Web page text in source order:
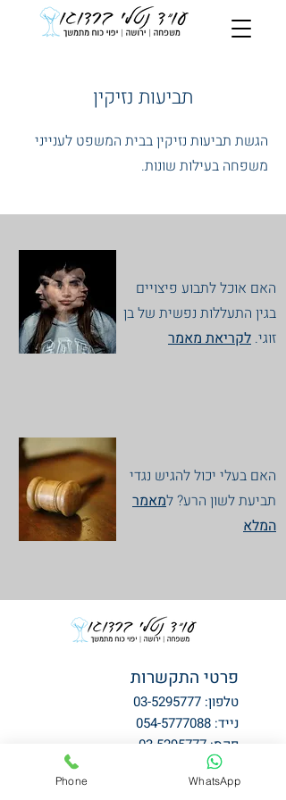
תביעות נזיקין
הגשת תביעות נזיקין בבית המשפט לענייני
משפחה בעילות שונות.
האם אוכל לתבוע פיצויים
בגין התעללות נפשית של בן
זוגי. לקריאת מאמר
האם בעלי יכול להגיש נגדי
תביעת לשון הרע? למאמר
המלא
פרטי התקשרות
טלפון: 03-5295777
נייד: 054-5777088
פקס: 03-5295777
דוא"ל:
nathalieberdugolaw@gmail.com
כתובת:
רחוב תוצרת הארץ 1 (מגדלי ב.ס.ר.)
Phone WhatsApp